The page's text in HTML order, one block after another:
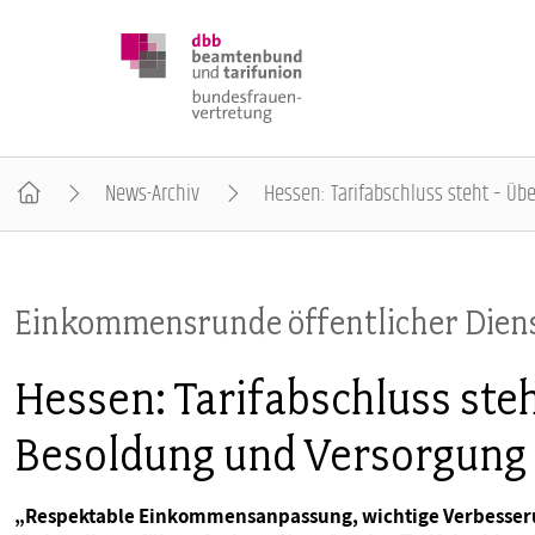
BUNDESTAGSWAHL 2025
POSITIONEN
SCHWERPUNKTTHEMEN
News-Archiv Hessen: Tarifabschluss steht –
Einkommensrunde öffentlicher
Hessen: Tarifabschluss
Besoldung und
„Respektable Einkommensanpassung, wichtige